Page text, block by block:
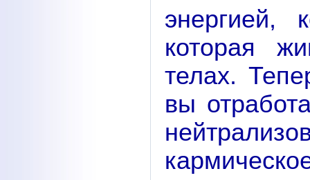
энергией,
которая
телах.
вы